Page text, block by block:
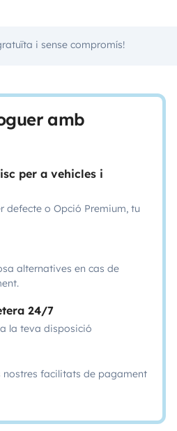
i sense compromís!
amb
per a vehicles i
defecte o Opció Premium, tu
alternatives en cas de
24/7
la teva disposició
facilitats de pagament